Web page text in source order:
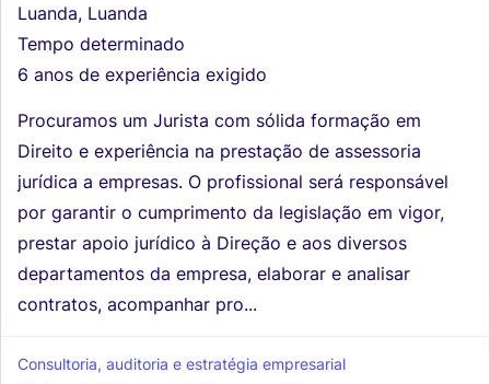
Luanda, Luanda
Tempo determinado
6 anos de experiência exigido
Procuramos um Jurista com sólida formação em
Direito e experiência na prestação de assessoria
jurídica a empresas. O profissional será responsável
por garantir o cumprimento da legislação em vigor,
prestar apoio jurídico à Direção e aos diversos
departamentos da empresa, elaborar e analisar
contratos, acompanhar pro...
Consultoria, auditoria e estratégia empresarial